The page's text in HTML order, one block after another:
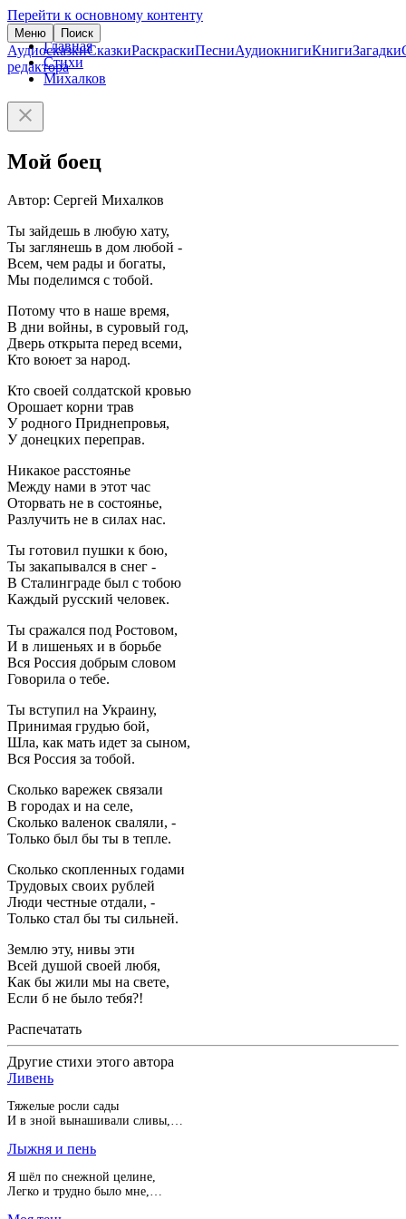
Перейти к основному контенту
Меню Поиск
АудиосказкиСказкиРаскраскиПесниАудиокнигиКнигиЗагадки
редактора
Главная
Стихи
Михалков
Мой боец
Автор: Сергей Михалков
Ты зайдешь в любую хату,
Ты заглянешь в дом любой -
Всем, чем рады и богаты,
Мы поделимся с тобой.
Потому что в наше время,
В дни войны, в суровый год,
Дверь открыта перед всеми,
Кто воюет за народ.
Кто своей солдатской кровью
Орошает корни трав
У родного Приднепровья,
У донецких переправ.
Никакое расстоянье
Между нами в этот час
Оторвать не в состоянье,
Разлучить не в силах нас.
Ты готовил пушки к бою,
Ты закапывался в снег -
В Сталинграде был с тобою
Каждый русский человек.
Ты сражался под Ростовом,
И в лишеньях и в борьбе
Вся Россия добрым словом
Говорила о тебе.
Ты вступил на Украину,
Принимая грудью бой,
Шла, как мать идет за сыном,
Вся Россия за тобой.
Сколько варежек связали
В городах и на селе,
Сколько валенок сваляли, -
Только был бы ты в тепле.
Сколько скопленных годами
Трудовых своих рублей
Люди честные отдали, -
Только стал бы ты сильней.
Землю эту, нивы эти
Всей душой своей любя,
Как бы жили мы на свете,
Если б не было тебя?!
Распечатать
Другие стихи этого автора
Ливень
Тяжелые росли сады
И в зной вынашивали сливы,…
Лыжня и пень
Я шёл по снежной целине,
Легко и трудно было мне,…